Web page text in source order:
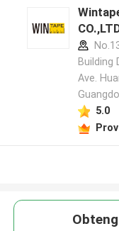
Building
Ave.
5.0